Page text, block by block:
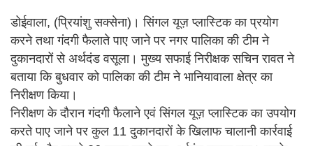
डोईवाला, (प्रियांशु सक्सेना)। सिंगल यूज़ प्लास्टिक का प्रयोग
करने तथा गंदगी फैलाते पाए जाने पर नगर पालिका की टीम ने
दुकानदारों से अर्थदंड वसूला। मुख्य सफाई निरीक्षक सचिन रावत ने
बताया कि बुधवार को पालिका की टीम ने भानियावाला क्षेत्र का
निरीक्षण किया।
निरीक्षण के दौरान गंदगी फैलाने एवं सिंगल यूज़ प्लास्टिक का उपयोग
करते पाए जाने पर कुल 11 दुकानदारों के खिलाफ चालानी कार्रवाई